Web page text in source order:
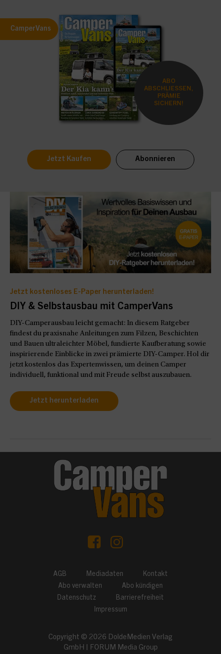
CamperVans
ABO
ABSCHLIESSEN,
PRÄMIE
SICHERN!
Jetzt Kaufen Abonnieren
Jetzt kostenloses E-Paper herunterladen!
DIY & Selbstausbau mit CamperVans
DIY-Camperausbau leicht gemacht: In diesem Ratgeber
findest du praxisnahe Anleitungen zum Filzen, Beschichten
und Bauen ultraleichter Möbel, fundierte Kaufberatung sowie
inspirierende Einblicke in zwei prämierte DIY-Camper. Hol dir
jetzt kostenlos das Expertenwissen, um deinen Camper
individuell, funktional und mit Freude selbst auszubauen.
Jetzt herunterladen
AGB Mediadaten
Kontakt
Abo verwalten
Abo kündigen
Datenschutz
Barrierefreiheit
Impressum
Copyright © 2026 DoldeMedien Verlag
GmbH
FORUM Media Group